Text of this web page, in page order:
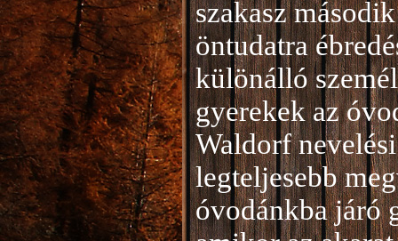
szakasz
öntudatra
különálló
gyerekek az
Waldorf
legteljesebb
óvodánkba járó